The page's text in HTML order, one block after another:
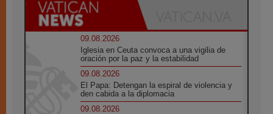
09.08.2026
Iglesia en Ceuta convoca a una vigilia de
oración por la paz y la estabilidad
09.08.2026
El Papa: Detengan la espiral de violencia y
den cabida a la diplomacia
09.08.2026